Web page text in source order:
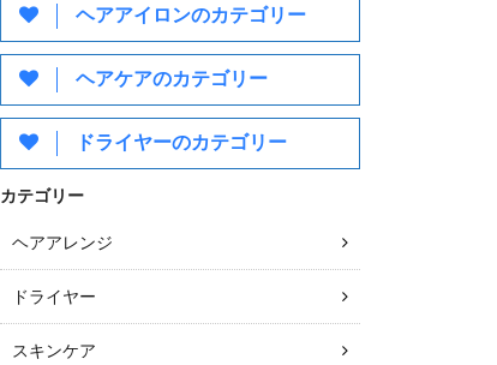
ヘアアイロンのカテゴリー
ヘアケアのカテゴリー
ドライヤーのカテゴリー
カテゴリー
ヘアアレンジ
ドライヤー
スキンケア